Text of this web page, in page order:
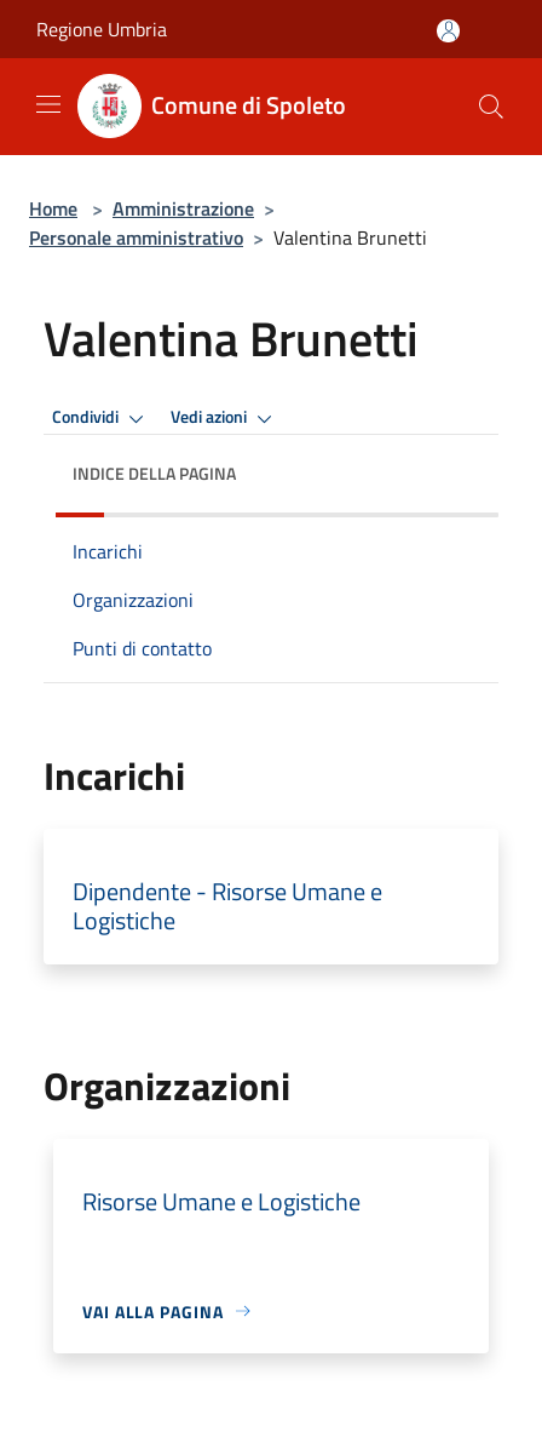
Regione Umbria
Comune di Spoleto
Home > Amministrazione >
Personale amministrativo > Valentina Brunetti
Valentina Brunetti
Condividi Vedi azioni
INDICE DELLA PAGINA
Incarichi
Organizzazioni
Punti di contatto
Incarichi
Dipendente - Risorse Umane e
Logistiche
Organizzazioni
Risorse Umane e Logistiche
VAI ALLA PAGINA